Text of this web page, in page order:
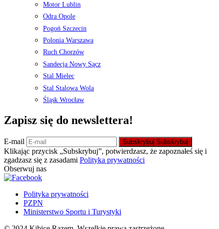
Motor Lublin
Odra Opole
Pogoń Szczecin
Polonia Warszawa
Ruch Chorzów
Sandecja Nowy Sącz
Stal Mielec
Stal Stalowa Wola
Śląsk Wrocław
Zapisz się do newslettera!
E-mail Subskrybuj Subskrybuj
Klikając przycisk „Subskrybuj”, potwierdzasz, że zapoznałeś się i
zgadzasz się z zasadami Polityka prywatności
Obserwuj nas
Polityka prywatności
PZPN
Ministerstwo Sportu i Turystyki